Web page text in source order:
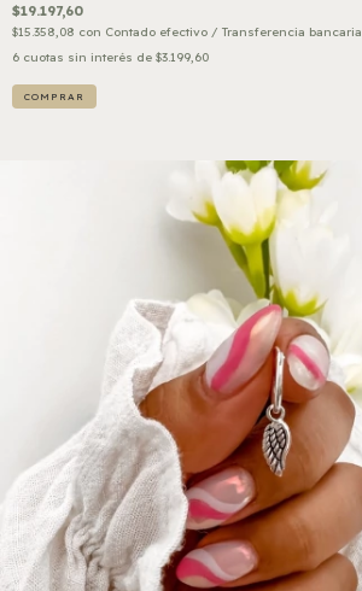
$19.197,60
$15.358,08 con Contado efectivo / Transferencia bancaria
6 cuotas sin interés de $3.199,60